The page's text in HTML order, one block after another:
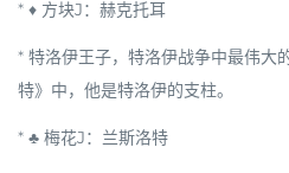
* ♦ 方块J： 赫克托耳
* 特洛伊王子，特洛伊战争中最伟大
特》中，他是特洛伊的支柱。
* ♣ 梅花J： 兰斯洛特